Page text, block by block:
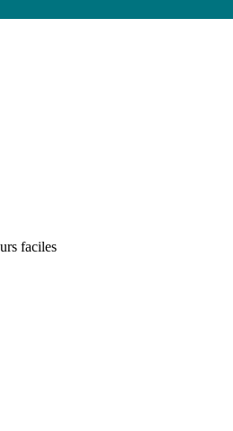
faciles